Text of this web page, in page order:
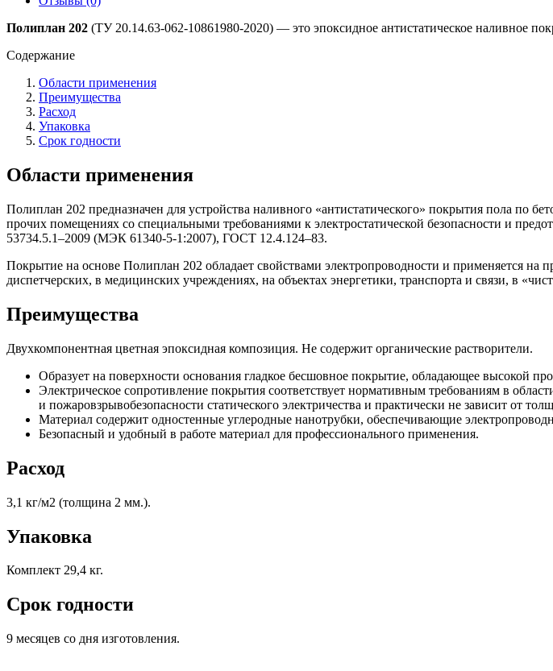
Полиплан 202 (ТУ 20.14.63-062-10861980-2020) — это эпоксидное антистатическое наливное
Содержание
Области применения
Преимущества
Расход
Упаковка
Срок годности
Области применения
Полиплан 202 предназначен для устройства наливного «антистатического» покрытия пола по
прочих помещениях со специальными требованиями к электростатической безопасности и
53734.5.1–2009 (МЭК 61340-5-1:2007), ГОСТ 12.4.124–83.
Покрытие на основе Полиплан 202 обладает свойствами электропроводности и применяется
диспетчерских, в медицинских учреждениях, на объектах энергетики, транспорта и связи, в
Преимущества
Двухкомпонентная цветная эпоксидная композиция. Не содержит органические растворители.
Образует на поверхности основания гладкое бесшовное покрытие, обладающее высокой
Электрическое сопротивление покрытия соответствует нормативным требованиям в
и пожаровзрывобезопасности статического электричества и практически не зависит от
Материал содержит одностенные углеродные нанотрубки, обеспечивающие
Безопасный и удобный в работе материал для профессионального применения.
Расход
3,1 кг/м2 (толщина 2 мм.).
Упаковка
Комплект 29,4 кг.
Срок годности
9 месяцев со дня изготовления.